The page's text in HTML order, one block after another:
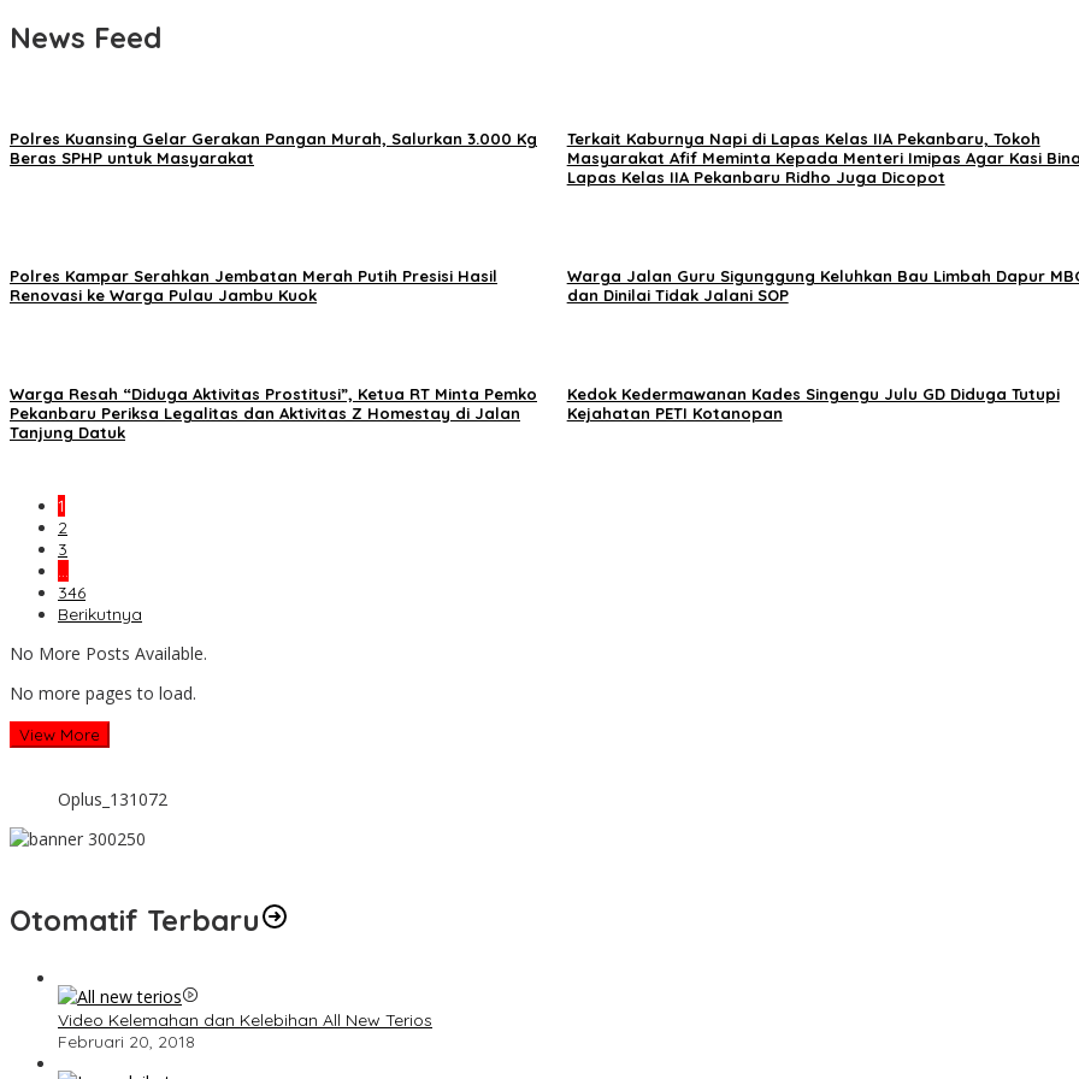
News Feed
Polres Kuansing Gelar Gerakan Pangan Murah, Salurkan 3.000 Kg
Beras SPHP untuk Masyarakat
Terkait Kaburnya Napi di Lapas Kelas IIA Pekanbaru, Tokoh
Masyarakat Afif Meminta Kepada Menteri Imipas Agar Kasi
Lapas Kelas IIA Pekanbaru Ridho Juga Dicopot
Polres Kampar Serahkan Jembatan Merah Putih Presisi Hasil
Renovasi ke Warga Pulau Jambu Kuok
Warga Jalan Guru Sigunggung Keluhkan Bau Limbah Dapur
dan Dinilai Tidak Jalani SOP
Warga Resah “Diduga Aktivitas Prostitusi”, Ketua RT Minta Pemko
Pekanbaru Periksa Legalitas dan Aktivitas Z Homestay di Jalan
Tanjung Datuk
Kedok Kedermawanan Kades Singengu Julu GD Diduga Tutupi
Kejahatan PETI Kotanopan
1
2
3
…
346
Berikutnya
No More Posts Available.
No more pages to load.
View More
Oplus_131072
Otomatif Terbaru
Video Kelemahan dan Kelebihan All New Terios
Februari 20, 2018